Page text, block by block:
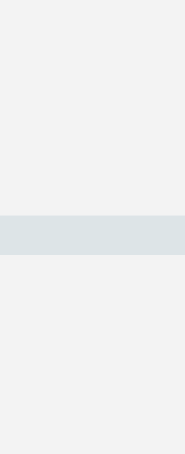
mit grünem
eine Stahlproduktion der
des Projekts sind ein
und ein
kommt.